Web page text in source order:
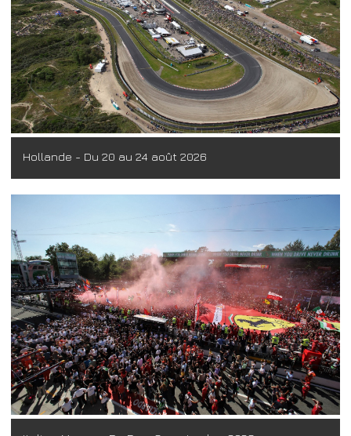
Hollande - Du 20 au 24 août 2026